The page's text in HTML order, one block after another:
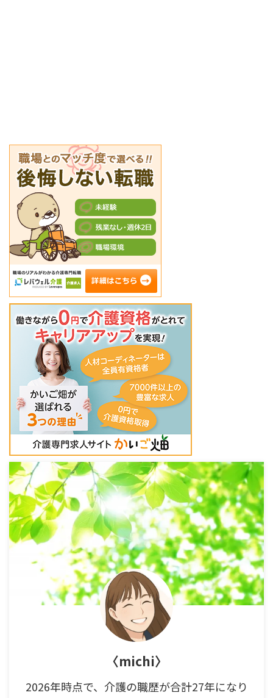
〈michi〉
2026年時点で、介護の職歴が合計27年になり